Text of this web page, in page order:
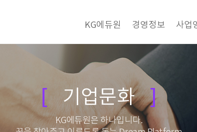
KG에듀원 경영정보 사업
기업문화
KG에듀원은 하나입니다.